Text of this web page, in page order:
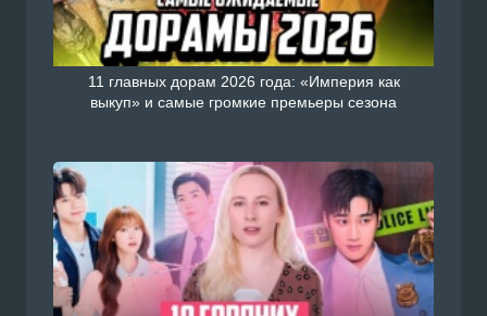
11 главных дорам 2026 года: «Империя как
выкуп» и самые громкие премьеры сезона